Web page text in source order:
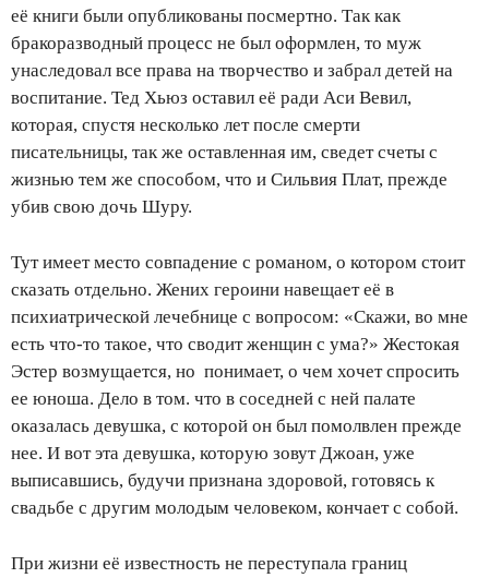
её книги были опубликованы посмертно. Так как
бракоразводный процесс не был оформлен, то муж
унаследовал все права на творчество и забрал детей на
воспитание. Тед Хьюз оставил её ради Аси Вевил,
которая, спустя несколько лет после смерти
писательницы, так же оставленная им, сведет счеты с
жизнью тем же способом, что и Сильвия Плат, прежде
убив свою дочь Шуру.
Тут имеет место совпадение с романом, о котором стоит
сказать отдельно. Жених героини навещает её в
психиатрической лечебнице с вопросом: «Скажи, во мне
есть что-то такое, что сводит женщин с ума?» Жестокая
Эстер возмущается, но понимает, о чем хочет спросить
ее юноша. Дело в том. что в соседней с ней палате
оказалась девушка, с которой он был помолвлен прежде
нее. И вот эта девушка, которую зовут Джоан, уже
выписавшись, будучи признана здоровой, готовясь к
свадьбе с другим молодым человеком, кончает с собой.
При жизни её известность не переступала границ